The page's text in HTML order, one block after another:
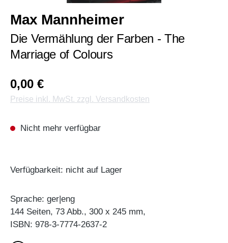
Max Mannheimer
Die Vermählung der Farben - The
Marriage of Colours
0,00 €
Preise inkl. MwSt. zzgl. Versandkosten
Nicht mehr verfügbar
Verfügbarkeit: nicht auf Lager
Sprache: ger|eng
144 Seiten, 73 Abb., 300 x 245 mm,
ISBN: 978-3-7774-2637-2